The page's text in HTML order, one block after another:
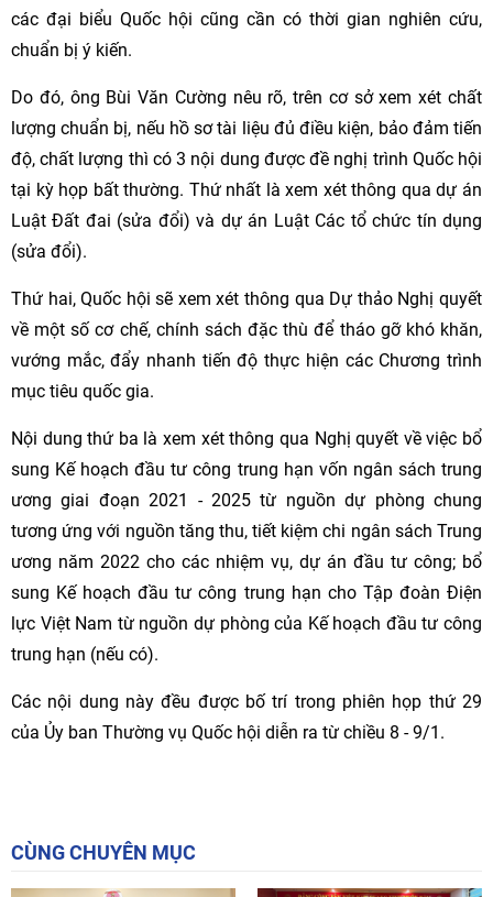
các đại biểu Quốc hội cũng cần có thời gian nghiên cứu,
chuẩn bị ý kiến.
Do đó, ông Bùi Văn Cường nêu rõ, trên cơ sở xem xét chất
lượng chuẩn bị, nếu hồ sơ tài liệu đủ điều kiện, bảo đảm tiến
độ, chất lượng thì có 3 nội dung được đề nghị trình Quốc hội
tại kỳ họp bất thường. Thứ nhất là xem xét thông qua dự án
Luật Đất đai (sửa đổi) và dự án Luật Các tổ chức tín dụng
(sửa đổi).
Thứ hai, Quốc hội sẽ xem xét thông qua Dự thảo Nghị quyết
về một số cơ chế, chính sách đặc thù để tháo gỡ khó khăn,
vướng mắc, đẩy nhanh tiến độ thực hiện các Chương trình
mục tiêu quốc gia.
Nội dung thứ ba là xem xét thông qua Nghị quyết về việc bổ
sung Kế hoạch đầu tư công trung hạn vốn ngân sách trung
ương giai đoạn 2021 - 2025 từ nguồn dự phòng chung
tương ứng với nguồn tăng thu, tiết kiệm chi ngân sách Trung
ương năm 2022 cho các nhiệm vụ, dự án đầu tư công; bổ
sung Kế hoạch đầu tư công trung hạn cho Tập đoàn Điện
lực Việt Nam từ nguồn dự phòng của Kế hoạch đầu tư công
trung hạn (nếu có).
Các nội dung này đều được bố trí trong phiên họp thứ 29
của Ủy ban Thường vụ Quốc hội diễn ra từ chiều 8 - 9/1.
CÙNG CHUYÊN MỤC